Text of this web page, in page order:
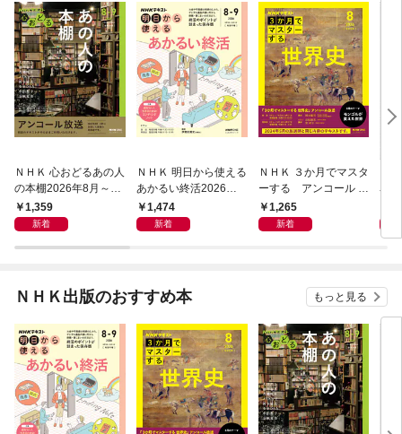
ＮＨＫ 心おどるあの人
の本棚2026年8月～9
月1,359
新着
ＮＨＫ 明日から使える
あかるい終活2026年8
月～9月
1,474
新着
ＮＨＫ ３か月でマスタ
ーする アンコール 世
界史2026年8月
1,265
新着
名
宣
ＮＨＫ出版のおすすめ本 もっと見る